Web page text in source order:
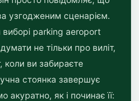
узгодженим сценарієм.
parking aeroport
не тільки про виліт,
коли ви забираєте
стоянка завершує
акуратно, як і починає її: